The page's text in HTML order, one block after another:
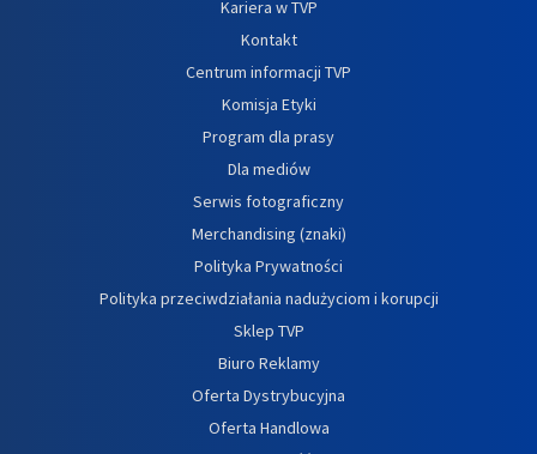
Kariera w TVP
Kontakt
Centrum informacji TVP
Komisja Etyki
Program dla prasy
Dla mediów
Serwis fotograficzny
Merchandising (znaki)
Polityka Prywatności
Polityka przeciwdziałania nadużyciom i korupcji
Sklep TVP
Biuro Reklamy
Oferta Dystrybucyjna
Oferta Handlowa